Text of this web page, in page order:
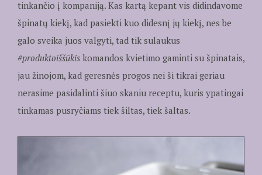
tinkančio į kompaniją. Kas kartą kepant vis didindavome
špinatų kiekį, kad pasiekti kuo didesnį jų kiekį, nes be
galo sveika juos valgyti, tad tik sulaukus
#produktoiššūkiskomandos kvietimo gaminti su špinatais,
jau žinojom, kad geresnės progos nei ši tikrai geriau
nerasime pasidalinti šiuo skaniu receptu, kuris ypatingai
tinkamas pusryčiams tiek šiltas, tiek šaltas.